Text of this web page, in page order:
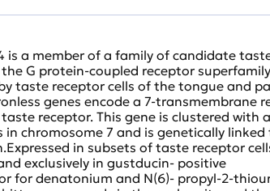
is a member of a family of candidate
G protein-coupled receptor
taste receptor cells of the tongue and
genes encode a 7-transmembrane
receptor. This gene is clustered with
chromosome 7 and is genetically linked
in subsets of taste receptor
exclusively in gustducin- positive
for denatonium and N(6)- propyl-2-